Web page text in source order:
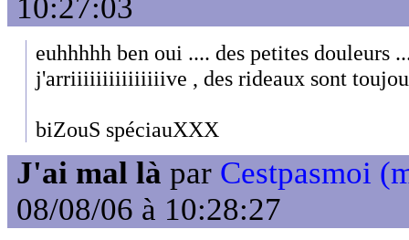
10:27:03
euhhhhh ben oui .... des petites douleurs
j'arriiiiiiiiiiiiiiive , des rideaux sont
biZouS spéciauXXX
J'ai mal là par Cestpasmoi
08/08/06 à 10:28:27